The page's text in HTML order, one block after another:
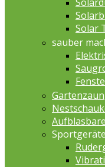
Solar
sauber
Gartenzaun
Sportgeräte